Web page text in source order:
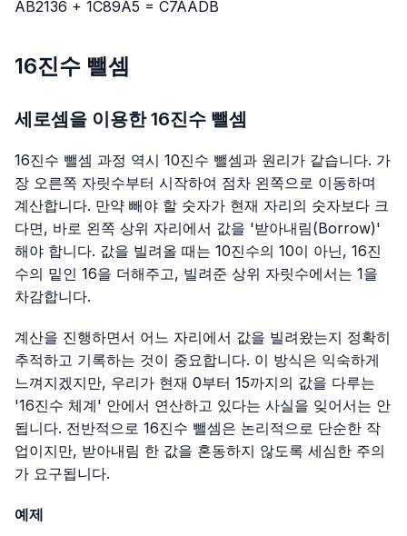
AB2136 + 1C89A5 = C7AADB
16진수 뺄셈
세로셈을 이용한 16진수 뺄셈
16진수 뺄셈 과정 역시 10진수 뺄셈과 원리가 같습니다. 가
장 오른쪽 자릿수부터 시작하여 점차 왼쪽으로 이동하며
계산합니다. 만약 빼야 할 숫자가 현재 자리의 숫자보다 크
다면, 바로 왼쪽 상위 자리에서 값을 '받아내림(Borrow)'
해야 합니다. 값을 빌려올 때는 10진수의 10이 아닌, 16진
수의 밑인 16을 더해주고, 빌려준 상위 자릿수에서는 1을
차감합니다.
계산을 진행하면서 어느 자리에서 값을 빌려왔는지 정확히
추적하고 기록하는 것이 중요합니다. 이 방식은 익숙하게
느껴지겠지만, 우리가 현재 0부터 15까지의 값을 다루는
'16진수 체계' 안에서 연산하고 있다는 사실을 잊어서는 안
됩니다. 전반적으로 16진수 뺄셈은 논리적으로 단순한 작
업이지만, 받아내림 한 값을 혼동하지 않도록 세심한 주의
가 요구됩니다.
예제